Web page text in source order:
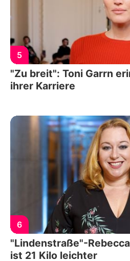
5
"Zu breit": Toni Garrn
ihrer Karriere
6
"Lindenstraße"-
ist 21 Kilo leichter